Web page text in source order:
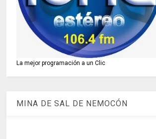
La mejor programación a un Clic
MINA DE SAL DE NEMOCÓN